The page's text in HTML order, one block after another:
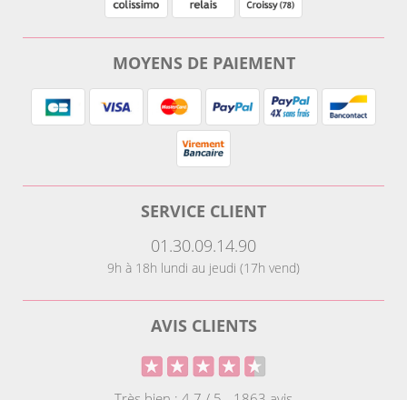
MOYENS DE PAIEMENT
SERVICE CLIENT
01.30.09.14.90
9h à 18h lundi au jeudi (17h vend)
AVIS CLIENTS